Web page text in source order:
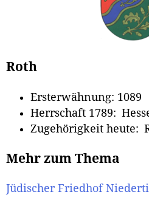
Roth
Ersterwähnung: 1089
Herrschaft 1789:
Zugehörigkeit heute:
Mehr zum Thema
Jüdischer Friedhof